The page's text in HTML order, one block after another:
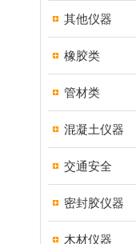
其他仪器
橡胶类
管材类
混凝土仪器
交通安全
密封胶仪器
木材仪器